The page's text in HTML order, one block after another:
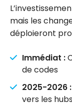
mais les
déploieront
Immédiat :
de codes
2025-2026 :
vers les